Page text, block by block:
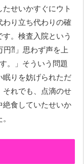
せいかすぐにウト
わり立ち代わりの確
。検査入院という
円⁈」思わず声を上
。」そういう問題
眠りを妨げられただ
それでも、点滴のせ
絶食していたせいか